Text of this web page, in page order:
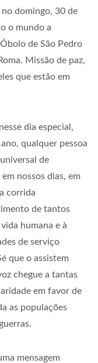
domingo, 30 de
o mundo a
de São Pedro
Missão de paz,
que estão em
dia especial,
qualquer pessoa
de
nossos dias, em
corrida
de tantos
humana e à
de serviço
que o assistem
chegue a tantas
em favor de
as populações
mensagem